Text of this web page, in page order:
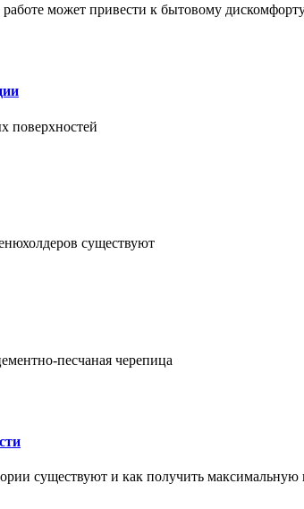
может привести к бытовому
поверхностей
существуют
песчаная черепица
существуют и как получить максимальную